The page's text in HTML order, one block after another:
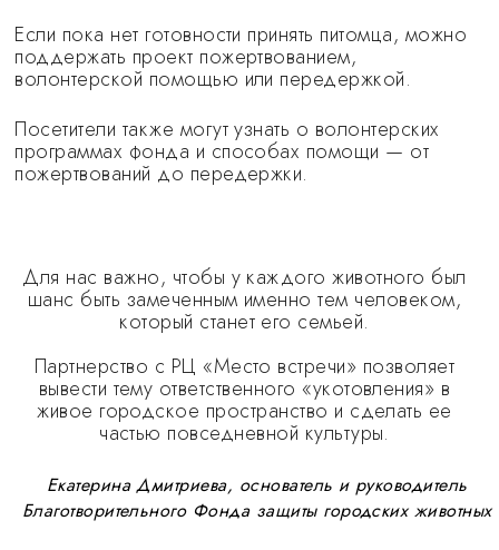
Если пока нет готовности принять питомца, можно
поддержать проект пожертвованием,
волонтерской помощью или передержкой.
Посетители также могут узнать о волонтерских
программах фонда и способах помощи — от
пожертвований до передержки.
Для нас важно, чтобы у каждого животного был
шанс быть замеченным именно тем человеком,
который станет его семьей.
Партнерство с РЦ «Место встречи» позволяет
вывести тему ответственного «укотовления» в
живое городское пространство и сделать ее
частью повседневной культуры.
Екатерина Дмитриева, основатель и руководитель
Благотворительного Фонда защиты городских животных